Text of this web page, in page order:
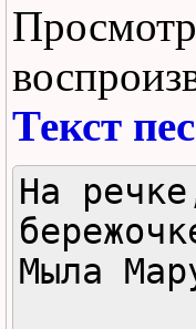
Текст
На
Мыла